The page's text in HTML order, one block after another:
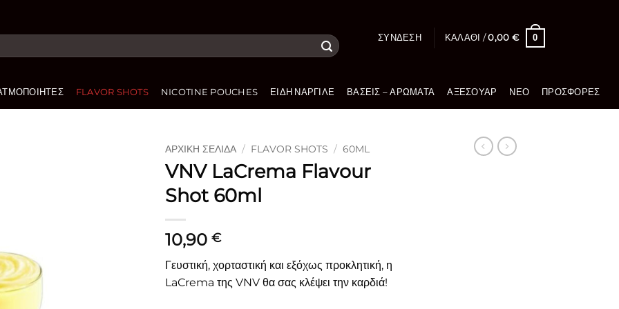
ΣΎΝΔΕΣΗ ΚΑΛΆΘΙ /0,00 € 0
FLAVOR SHOTS NICOTINE POUCHES ΕΊΔΗ ΝΑΡΓΙΛΈ ΒΆΣΕΙΣ – ΑΡΏΜΑΤΑ ΑΞΕΣΟΥΆΡ ΝΈΟ ΠΡΟΣΦΟΡΈΣ
ΑΡΧΙΚΉ ΣΕΛΊΔΑ / FLAVOR SHOTS / 60ML
VNV LaCrema Flavour
Shot 60ml
10,90 €
Γευστική, χορταστική και εξόχως προκλητική, η
LaCrema της VNV θα σας κλέψει την καρδιά!